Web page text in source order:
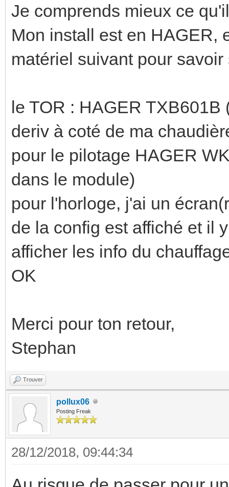
Je comprends mieux ce
Mon install est en HAGER,
matériel suivant pour
le TOR : HAGER TXB601B
deriv à coté de ma
pour le pilotage HAGER
dans le module)
pour l'horloge, j'ai un
de la config est affiché et il
afficher les info du
OK
Merci pour ton retour,
Stephan
Trouver
pollux06
Posting Freak
28/12/2018, 09:44:34